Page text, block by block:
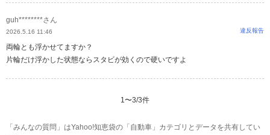
guh********さん
2026.5.16 11:46 違反報告
両輪とも浮かせてますか？
片輪だけ浮かした状態ならスタビが効くので硬いですよ
1 〜3/3件
「みんなの質問」はYahoo!知恵袋の「自動車」カテゴリとデータを共有してい